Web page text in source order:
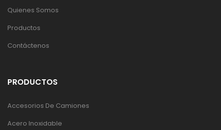
Quienes Somos
Productos
Contáctenos
PRODUCTOS
Accesorios De Camiones
Acero Inoxidable